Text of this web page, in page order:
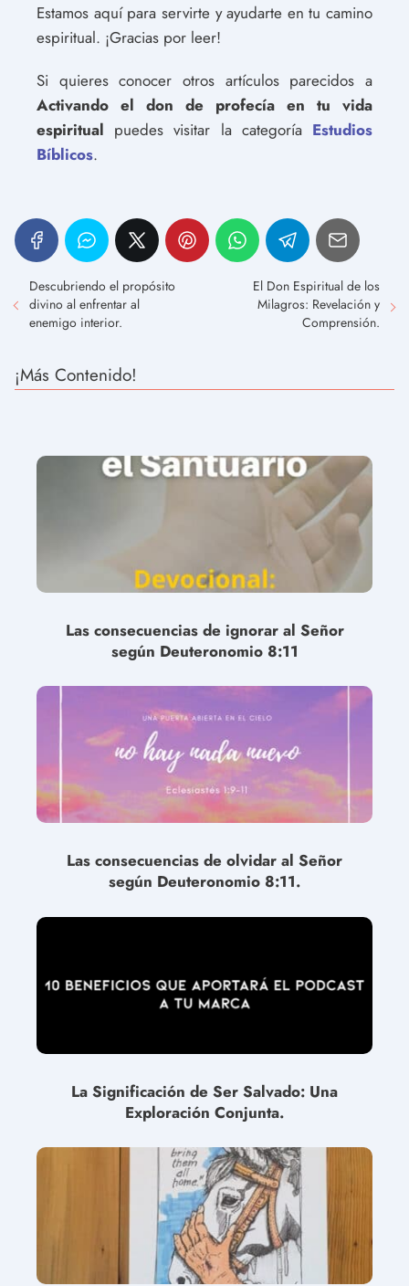
Estamos aquí para servirte y ayudarte en tu camino
espiritual. ¡Gracias por leer!
Si quieres conocer otros artículos parecidos a
Activando el don de profecía en tu vida
espiritual puedes visitar la categoría Estudios
Bíblicos.
Descubriendo el propósito
divino al enfrentar al
enemigo interior.
El Don Espiritual de los
Milagros: Revelación y
Comprensión.
¡Más Contenido!
Las consecuencias de ignorar al Señor
según Deuteronomio 8:11
Las consecuencias de olvidar al Señor
según Deuteronomio 8:11.
La Significación de Ser Salvado: Una
Exploración Conjunta.